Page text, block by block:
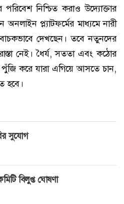
নিশ্চিত করাও উদ্যোক্তার
অনলাইন প্ল্যাটফর্মের মাধ্যমে নারী
দেখছেন। তবে নতুনদের
নেই। ধৈর্য, সততা এবং কঠোর
পুঁজি করে যারা এগিয়ে আসতে চান,
হবে।
সুযোগ
বিলুপ্ত ঘোষণা